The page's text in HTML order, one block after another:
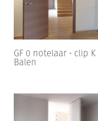
GF 0 notelaar • clip
Balen